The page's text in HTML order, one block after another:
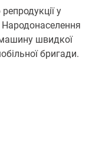
у
швидкої
бригади.